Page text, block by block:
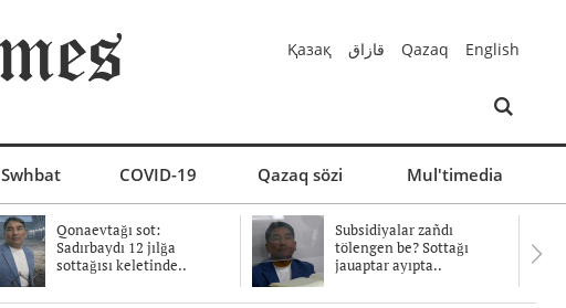
Қазақ قازاق Qazaq English
Swhbat COVID-19 Qazaq sözi Mul'timedia
Qonaevtağı sot:
Sadırbaydı 12 jılğa
sottağısı keletinde..
Subsidiyalar zañdı
tölengen be? Sottağı
jauaptar ayıpta..